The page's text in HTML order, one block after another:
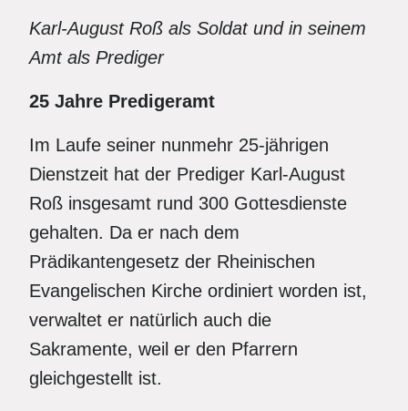
Karl-August Roß als Soldat und in seinem
Amt als Prediger
25 Jahre Predigeramt
Im Laufe seiner nunmehr 25-jährigen
Dienstzeit hat der Prediger Karl-August
Roß insgesamt rund 300 Gottesdienste
gehalten. Da er nach dem
Prädikantengesetz der Rheinischen
Evangelischen Kirche ordiniert worden ist,
verwaltet er natürlich auch die
Sakramente, weil er den Pfarrern
gleichgestellt ist.